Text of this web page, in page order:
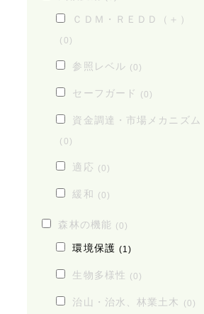
ＣＤＭ・ＲＥＤＤ（＋）
(0)
参照レベル (0)
セーフガード (0)
資金調達・市場メカニズム
(0)
適応 (0)
緩和 (0)
森林の機能 (0)
環境保護 (1)
生物多様性 (0)
治山・治水、林業土木 (0)